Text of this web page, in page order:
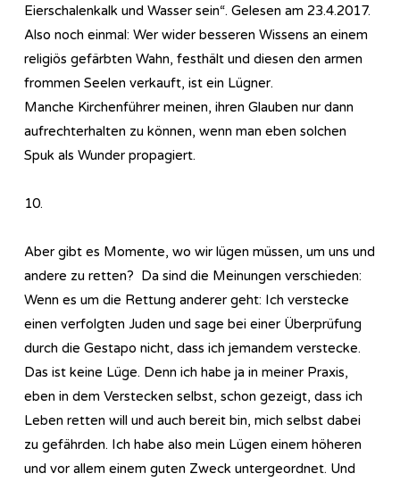
Eierschalenkalk und Wasser sein“. Gelesen am 23.4.2017.
Also noch einmal: Wer wider besseren Wissens an einem
religiös gefärbten Wahn, festhält und diesen den armen
frommen Seelen verkauft, ist ein Lügner.
Manche Kirchenführer meinen, ihren Glauben nur dann
aufrechterhalten zu können, wenn man eben solchen
Spuk als Wunder propagiert.
10.
Aber gibt es Momente, wo wir lügen müssen, um uns und
andere zu retten? Da sind die Meinungen verschieden:
Wenn es um die Rettung anderer geht: Ich verstecke
einen verfolgten Juden und sage bei einer Überprüfung
durch die Gestapo nicht, dass ich jemandem verstecke.
Das ist keine Lüge. Denn ich habe ja in meiner Praxis,
eben in dem Verstecken selbst, schon gezeigt, dass ich
Leben retten will und auch bereit bin, mich selbst dabei
zu gefährden. Ich habe also mein Lügen einem höheren
und vor allem einem guten Zweck untergeordnet. Und